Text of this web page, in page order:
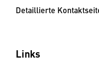
Detaillierte
Links